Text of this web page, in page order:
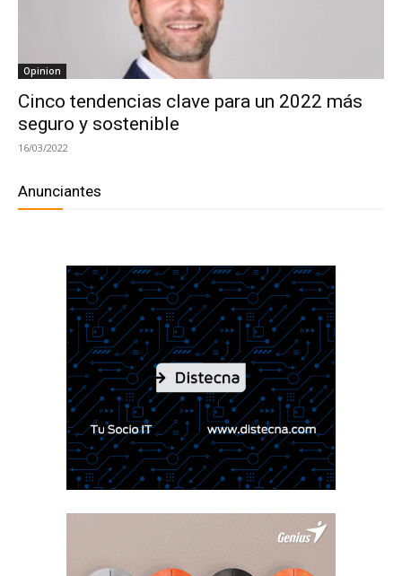
Opinion
Cinco tendencias clave para un 2022 más
seguro y sostenible
16/03/2022
Anunciantes